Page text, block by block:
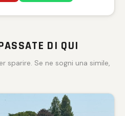
DI QUI
sparire. Se ne sogni una simile,